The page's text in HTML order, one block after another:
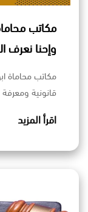
مكاتب
وإحنا نعرف
مكاتب محاماة
قانونية
اقرأ المزيد